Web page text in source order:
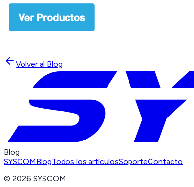
Volver al Blog
Blog
SYSCOMBlogTodos los artículosSoporteContacto
©2026 SYSCOM